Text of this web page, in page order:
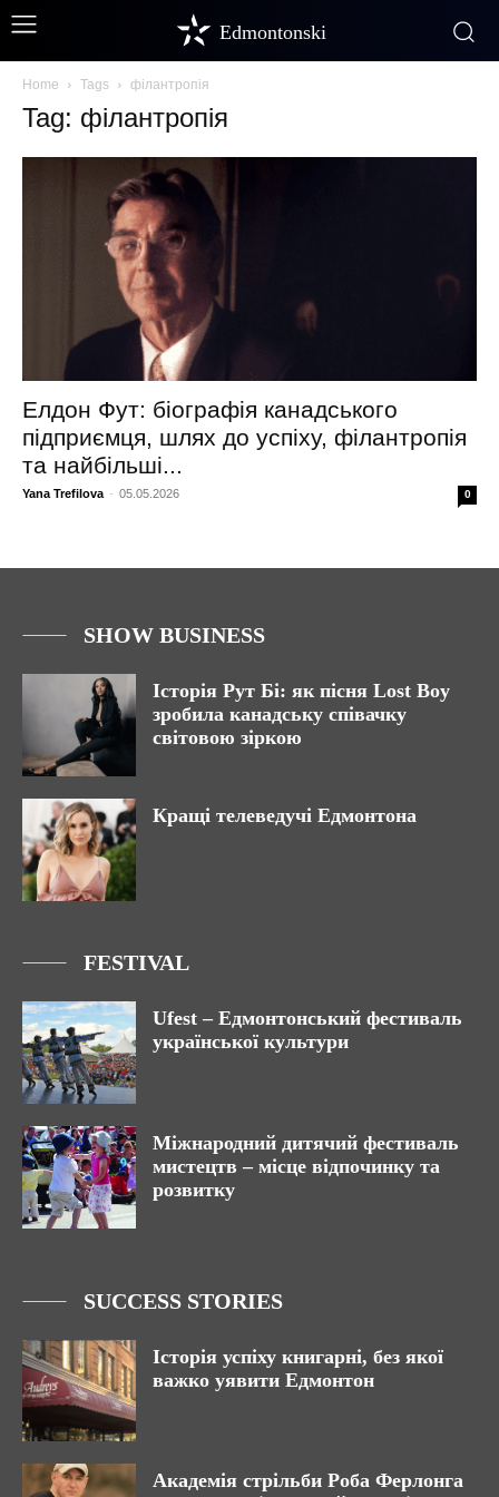
Edmontonski
Home Tags філантропія
Tag: філантропія
Елдон Фут: біографія канадського
підприємця, шлях до успіху, філантропія
та найбільші...
Yana Trefilova - 05.05.2026 0
SHOW BUSINESS
Історія Рут Бі: як пісня Lost Boy
зробила канадську співачку
світовою зіркою
Кращі телеведучі Едмонтона
FESTIVAL
Ufest – Едмонтонський фестиваль
української культури
Міжнародний дитячий фестиваль
мистецтв – місце відпочинку та
розвитку
SUCCESS STORIES
Історія успіху книгарні, без якої
важко уявити Едмонтон
Академія стрільби Роба Ферлонга